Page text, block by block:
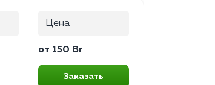
Цена
от 150 Br
Заказать